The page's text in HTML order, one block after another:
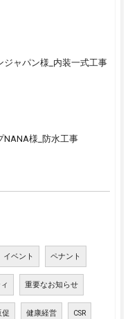
ジャパン様_内装一式工事
NANA様_防水工事
イベント ペナント
重要なお知らせ
促 健康経営 CSR